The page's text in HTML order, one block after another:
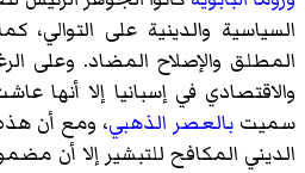
السياسية والدينية على التوالي،
المطلق والإصلاح المضاد. وعلى
والاقتصادي في إسبانيا إلا أنها
سميت بالعصر الذهبي، ومع أن
الديني المكافح للتبشير إلا أن